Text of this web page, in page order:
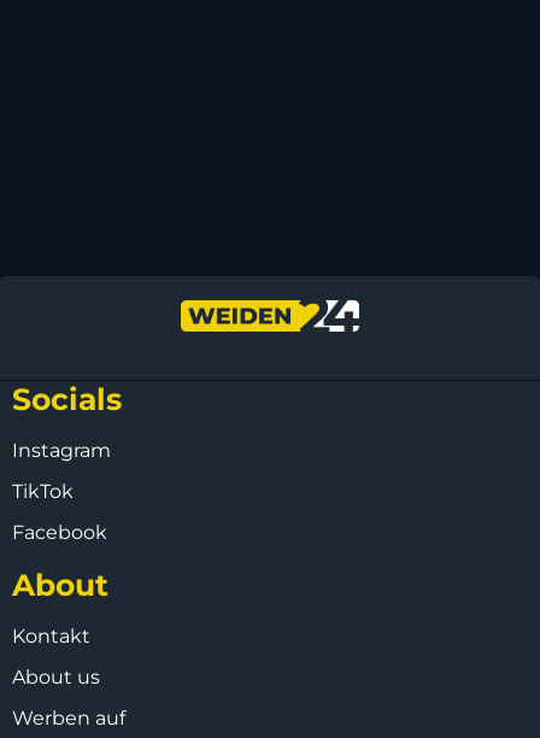
Socials
Instagram
TikTok
Facebook
About
Kontakt
About us
Werben auf